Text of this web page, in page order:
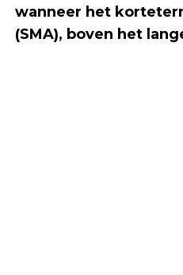
wanneer het
(SMA), boven het